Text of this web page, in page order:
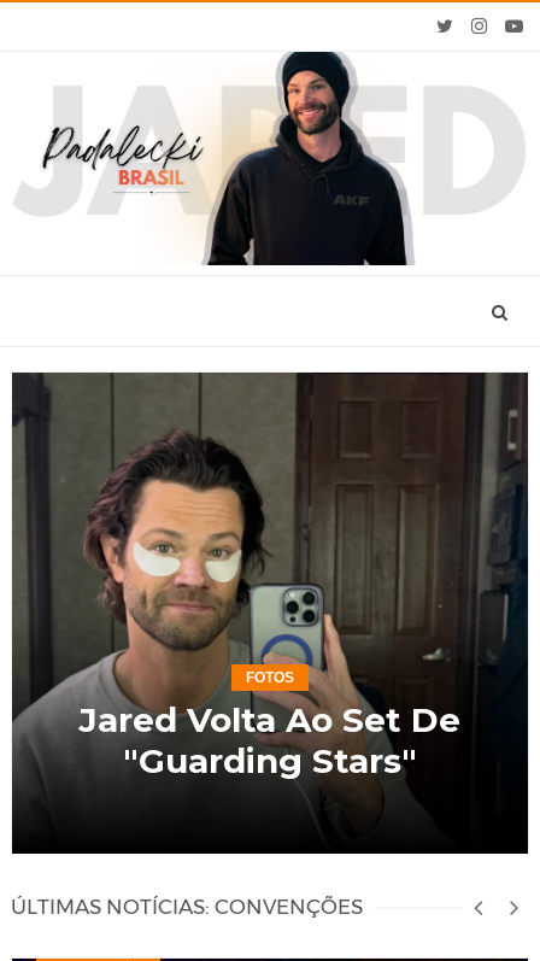
FOTOS
Jared Volta Ao Set De
"Guarding Stars"
ÚLTIMAS NOTÍCIAS: CONVENÇÕES